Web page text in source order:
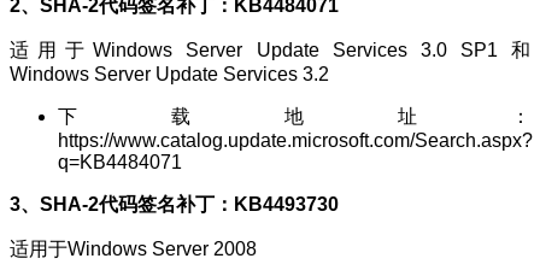
2、 SHA-2代码签名补丁 ：KB4484071
适用于Windows Server Update Services 3.0 SP1 和
Windows Server Update Services 3.2
下载地址：
https://www.catalog.update.microsoft.com/Search.aspx?
q=KB4484071
3、SHA-2代码签名补丁 ：KB4493730
适用于Windows Server 2008